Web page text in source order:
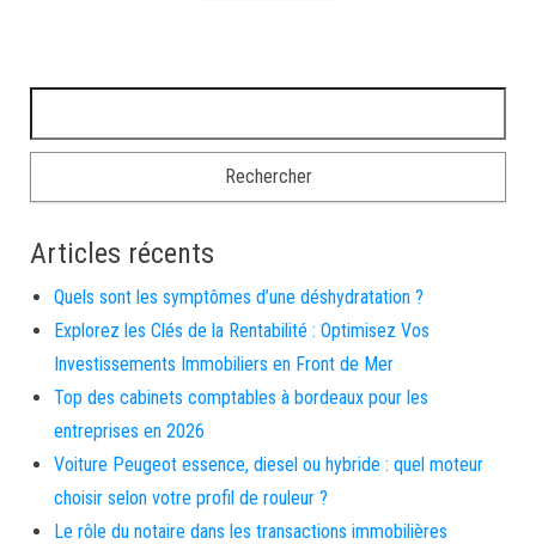
Articles récents
Quels sont les symptômes d’une déshydratation ?
Explorez les Clés de la Rentabilité : Optimisez Vos
Investissements Immobiliers en Front de Mer
Top des cabinets comptables à bordeaux pour les
entreprises en 2026
Voiture Peugeot essence, diesel ou hybride : quel moteur
choisir selon votre profil de rouleur ?
Le rôle du notaire dans les transactions immobilières